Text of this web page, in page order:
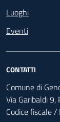
Luoghi
Eventi
CONTATTI
Comune di
Via Garibaldi
Codice fiscale